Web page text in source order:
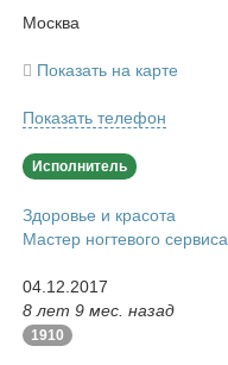
Москва
Показать на карте
Показать телефон
Исполнитель
Здоровье и красота
Мастер ногтевого сервиса
04.12.2017
8 лет 9 мес. назад
1910